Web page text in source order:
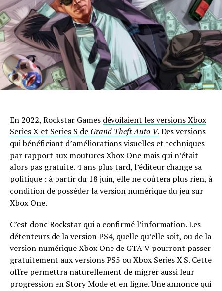
En 2022, Rockstar Games dévoilaient les versions Xbox
Series X et Series S de Grand Theft Auto V.Des versions
qui bénéficiant d’améliorations visuelles et techniques
par rapport aux moutures Xbox One mais qui n’était
alors pas gratuite. 4 ans plus tard, l’éditeur change sa
politique : à partir du 18 juin, elle ne coûtera plus rien, à
condition de posséder la version numérique du jeu sur
Xbox One.
C’est donc Rockstar qui a confirmé l’information. Les
détenteurs de la version PS4, quelle qu’elle soit, ou de la
version numérique Xbox One de GTA V pourront passer
gratuitement aux versions PS5 ou Xbox Series X|S. Cette
offre permettra naturellement de migrer aussi leur
progression en Story Mode et en ligne. Une annonce qui